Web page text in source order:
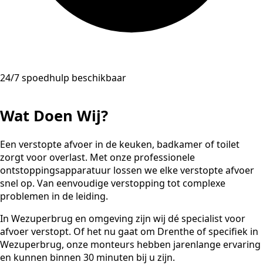
24/7 spoedhulp beschikbaar
Wat Doen Wij?
Een verstopte afvoer in de keuken, badkamer of toilet
zorgt voor overlast. Met onze professionele
ontstoppingsapparatuur lossen we elke verstopte afvoer
snel op. Van eenvoudige verstopping tot complexe
problemen in de leiding.
In Wezuperbrug en omgeving zijn wij dé specialist voor
afvoer verstopt. Of het nu gaat om Drenthe of specifiek in
Wezuperbrug, onze monteurs hebben jarenlange ervaring
en kunnen binnen 30 minuten bij u zijn.